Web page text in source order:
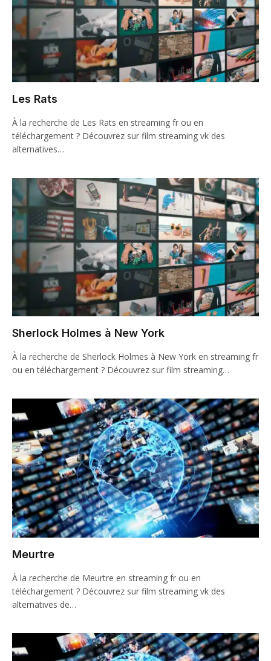
Les Rats
À la recherche de Les Rats en streaming fr ou en
téléchargement ? Découvrez sur film streaming vk des
alternatives…
Sherlock Holmes à New York
À la recherche de Sherlock Holmes à New York en streaming fr
ou en téléchargement ? Découvrez sur film streaming…
Meurtre
À la recherche de Meurtre en streaming fr ou en
téléchargement ? Découvrez sur film streaming vk des
alternatives de…